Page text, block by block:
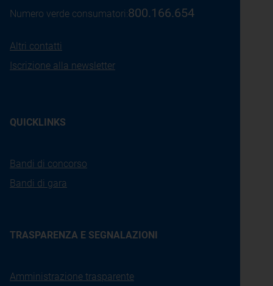
Numero verde consumatori:800.166.654
Altri contatti
Iscrizione alla newsletter
QUICKLINKS
Bandi di concorso
Bandi di gara
TRASPARENZA E SEGNALAZIONI
Amministrazione trasparente